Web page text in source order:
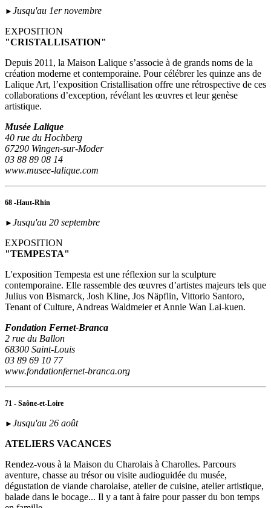
► Jusqu'au 1er novembre
EXPOSITION
"CRISTALLISATION"
Depuis 2011, la Maison Lalique s’associe à de grands noms de la
création moderne et contemporaine. Pour célébrer les quinze ans de
Lalique Art, l’exposition Cristallisation offre une rétrospective de ces
collaborations d’exception, révélant les œuvres et leur genèse
artistique.
Musée Lalique
40 rue du Hochberg
67290 Wingen-sur-Moder
03 88 89 08 14
www.musee-lalique.com
68 -Haut-Rhin
► Jusqu'au 20 septembre
EXPOSITION
"TEMPESTA"
L'exposition Tempesta est une réflexion sur la sculpture
contemporaine. Elle rassemble des œuvres d’artistes majeurs tels que
Julius von Bismarck, Josh Kline, Jos Näpflin, Vittorio Santoro,
Tenant of Culture, Andreas Waldmeier et Annie Wan Lai-kuen.
Fondation Fernet-Branca
2 rue du Ballon
68300 Saint-Louis
03 89 69 10 77
www.fondationfernet-branca.org
71 - Saône-et-Loire
► Jusqu'au 26 août
ATELIERS VACANCES
Rendez-vous à la Maison du Charolais à Charolles. Parcours
aventure, chasse au trésor ou visite audioguidée du musée,
dégustation de viande charolaise, atelier de cuisine, atelier artistique,
balade dans le bocage... Il y a tant à faire pour passer du bon temps